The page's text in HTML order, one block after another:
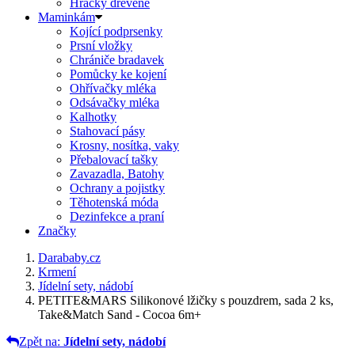
Maminkám
Kojící podprsenky
Prsní vložky
Chrániče bradavek
Pomůcky ke kojení
Ohřívačky mléka
Odsávačky mléka
Kalhotky
Stahovací pásy
Krosny, nosítka, vaky
Přebalovací tašky
Zavazadla, Batohy
Ochrany a pojistky
Těhotenská móda
Dezinfekce a praní
Značky
Darababy.cz
Krmení
Jídelní sety, nádobí
PETITE&MARS Silikonové lžičky s pouzdrem, sada 2 ks,
Take&Match Sand - Cocoa 6m+
Zpět na: Jídelní sety, nádobí